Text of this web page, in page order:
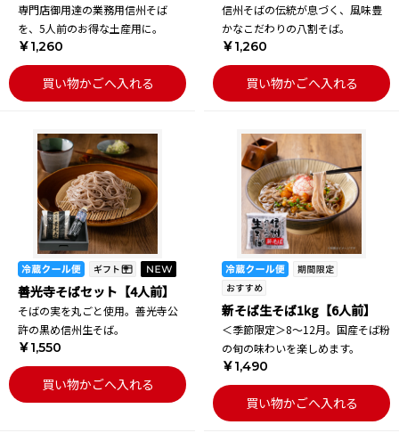
専門店御用達の業務用信州そば
を、5人前のお得な土産用に。
￥1,260
買い物かごへ入れる
信州そばの伝統が息づく、風味豊
かなこだわりの八割そば。
￥1,260
買い物かごへ入れる
善光寺そばセット【4人前】
そばの実を丸ごと使用。善光寺公
許の黒め信州生そば。
￥1,550
買い物かごへ入れる
新そば生そば1kg【6人前】
＜季節限定＞8～12月。国産そば粉
の旬の味わいを楽しめます。
￥1,490
買い物かごへ入れる